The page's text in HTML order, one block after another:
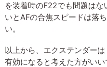
を装着時のF22でも問題は
いとAFの合焦スピードは落
い。
以上から、エクステンダー
有効になると考えた方がいい